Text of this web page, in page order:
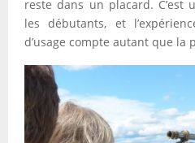
reste dans un placard. C’est
les débutants, et
d’usage compte autant que la